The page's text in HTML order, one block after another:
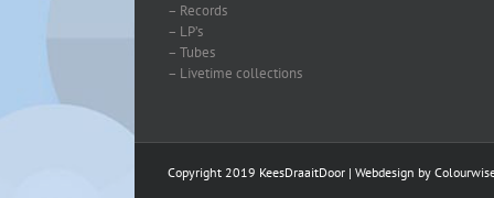
– Records
– LP’s
– Tubes
– Livetime collections
Copyright 2019 KeesDraaitDoor | Webdesign by